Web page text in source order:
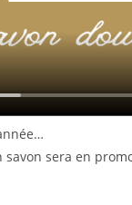
sera en